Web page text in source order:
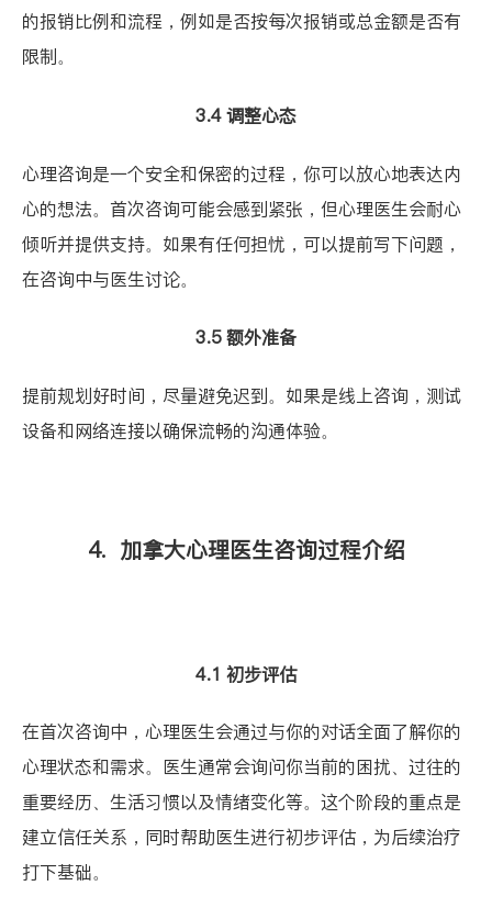
的报销比例和流程，例如是否按每次报销或总金额是否有
限制。
3.4 调整心态
心理咨询是一个安全和保密的过程，你可以放心地表达内
心的想法。首次咨询可能会感到紧张，但心理医生会耐心
倾听并提供支持。如果有任何担忧，可以提前写下问题，
在咨询中与医生讨论。
3.5 额外准备
提前规划好时间，尽量避免迟到。如果是线上咨询，测试
设备和网络连接以确保流畅的沟通体验。
4. 加拿大心理医生咨询过程介绍
4.1 初步评估
在首次咨询中，心理医生会通过与你的对话全面了解你的
心理状态和需求。医生通常会询问你当前的困扰、过往的
重要经历、生活习惯以及情绪变化等。这个阶段的重点是
建立信任关系，同时帮助医生进行初步评估，为后续治疗
打下基础。